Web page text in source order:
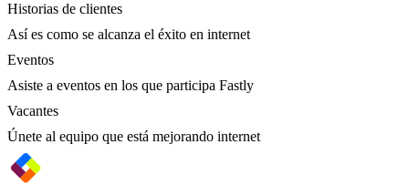
Historias de clientes
Así es como se alcanza el éxito en internet
Eventos
Asiste a eventos en los que participa Fastly
Vacantes
Únete al equipo que está mejorando internet